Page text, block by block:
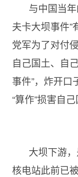
与中国当
夫卡大坝事件”
党军为了对付
自己国土、自
事件”，炸开口
“算作”损害自
大坝下游
核电站此前已